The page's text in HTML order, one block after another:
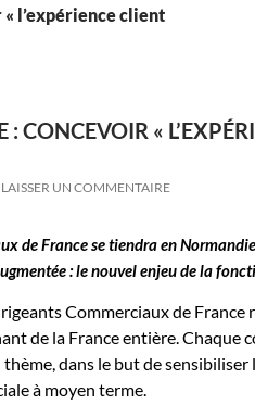
l’expérience client
CONCEVOIR «
LAISSER UN COMMENTAIRE
de France se tiendra en
: le nouvel enjeu de la
Commerciaux de France
de la France entière. Chaque
dans le but de
à moyen terme.